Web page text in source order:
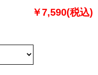
￥7,590(税込)